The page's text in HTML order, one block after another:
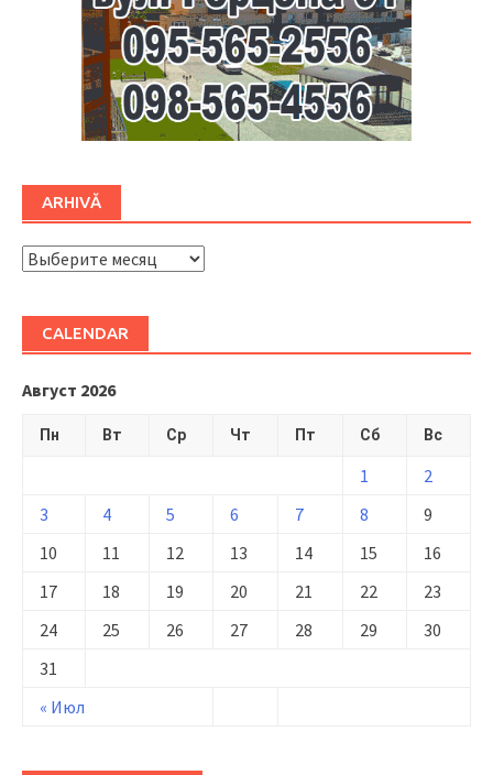
ARHIVĂ
ARHIVĂ
CALENDAR
Август 2026
Пн Вт Ср Чт Пт Сб Вс
« Июл
1
2
3
4 5 6 7 8
9
10
11 12 13 14 15
16
17
18 19 20 21 22
23
24
25 26 27 28 29
30
31